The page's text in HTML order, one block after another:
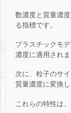
数濃度と質量濃
る指標です。
プラスチックモ
濃度に適用されま
次に、粒子のサ
質量濃度に変換し
これらの特性は